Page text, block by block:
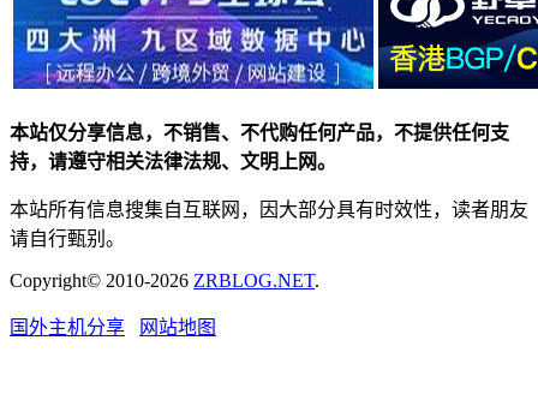
本站仅分享信息，不销售、不代购任何产品，不提供任何支
持，请遵守相关法律法规、文明上网。
本站所有信息搜集自互联网，因大部分具有时效性，读者朋友
请自行甄别。
Copyright© 2010-2026 ZRBLOG.NET.
国外主机分享 网站地图